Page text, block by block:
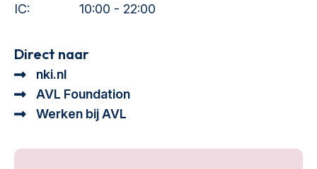
IC:
10:00 - 22:00
Direct naar
nki.nl
AVL Foundation
Werken bij AVL